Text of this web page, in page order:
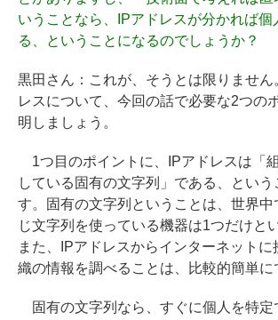
いうことなら、IPアドレスが分かれば個
る、ということになるのでしょうか？
黒田さん： これが、そうとは限りません
レスについて、今回の話で必要な2つの
明しましょう。
1つ目のポイントに、IPアドレスは「
している固有の文字列」である、という
す。固有の文字列ということは、世界中
じ文字列を使っている機器は1つだけと
また、IPアドレスからインターネットに
織の情報を調べることは、比較的簡単に
固有の文字列なら、すぐに個人を特定